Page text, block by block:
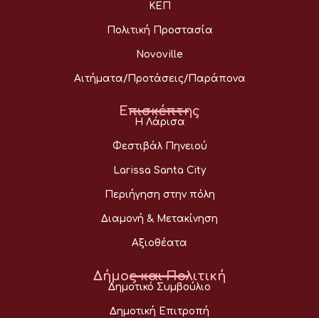
ΚΕΠ
Πολιτική Προστασία
Novoville
Αιτήματα/Προτάσεις/Παράπονα
Επισκέπτης
Η Λάρισα
Φεστιβάλ Πηνειού
Larissa Santa City
Περιήγηση στην πόλη
Διαμονή & Μετακίνηση
Αξιοθέατα
Δήμος και Πολιτική
Δημοτικό Συμβούλιο
Δημοτική Επιτροπή